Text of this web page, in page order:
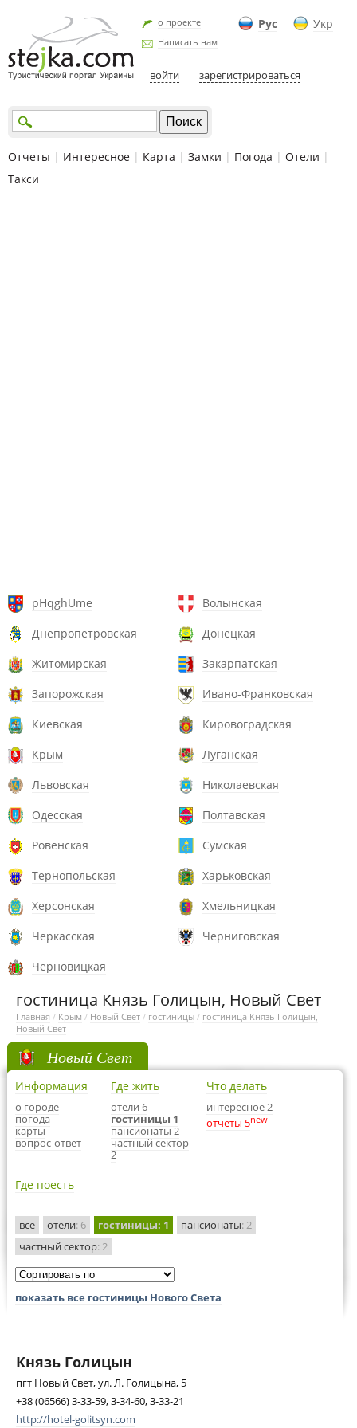
Рус Укр
о проекте
Написать нам
войти зарегистрироваться
Отчеты | Интересное | Карта | Замки | Погода | Отели |
Такси
pHqghUme
Волынская
Днепропетровская
Донецкая
Житомирская
Закарпатская
Запорожская
Ивано-Франковская
Киевская
Кировоградская
Крым
Луганская
Львовская
Николаевская
Одесская
Полтавская
Ровенская
Сумская
Тернопольская
Харьковская
Херсонская
Хмельницкая
Черкасская
Черниговская
Черновицкая
гостиница Князь Голицын, Новый Свет
Главная / Крым / Новый Свет / гостиницы / гостиница Князь Голицын,
Новый Свет
Новый Свет
Информация
о городе
погода
карты
вопрос-ответ
Где жить
отели 6
гостиницы 1
пансионаты 2
частный сектор
2
Что делать
интересное 2
отчеты 5new
Где поесть
все отели: 6 гостиницы: 1 пансионаты: 2
частный сектор: 2
показать все гостиницы Нового Света
Князь Голицын
пгт Новый Свет, ул. Л. Голицына, 5
+38 (06566) 3-33-59, 3-34-60, 3-33-21
http://hotel-golitsyn.com